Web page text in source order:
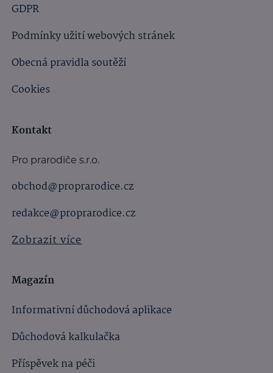
GDPR
Podmínky užití webových stránek
Obecná pravidla soutěží
Cookies
Kontakt
Pro prarodiče s.r.o.
obchod@proprarodice.cz
redakce@proprarodice.cz
Zobrazit více
Magazín
Informativní důchodová aplikace
Důchodová kalkulačka
Příspěvek na péči